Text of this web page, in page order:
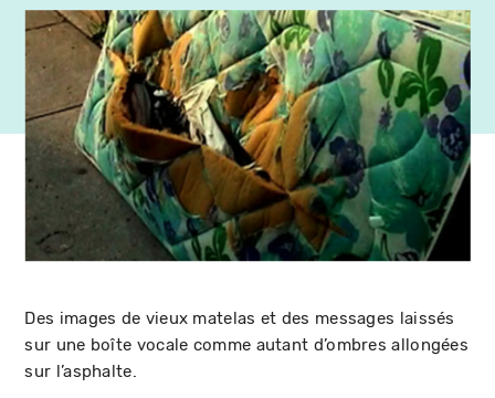
Des images de vieux matelas et des messages laissés
sur une boîte vocale comme autant d’ombres allongées
sur l’asphalte.